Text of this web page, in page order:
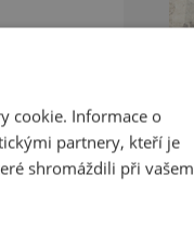
cookie. Informace o
partnery, kteří je
shromáždili při vašem